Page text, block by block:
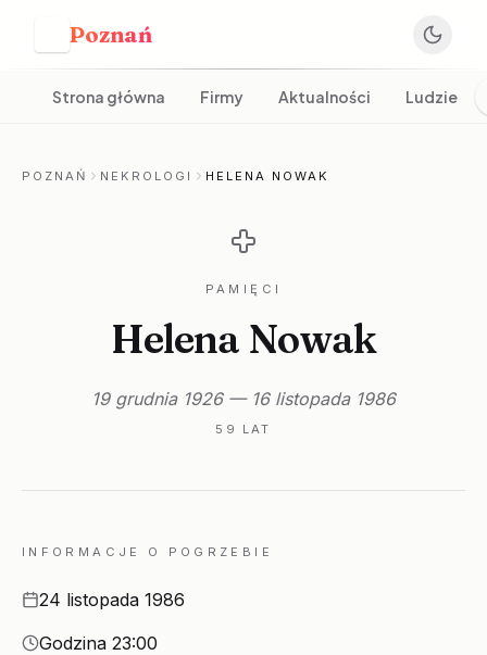
Poznań
Strona główna Firmy Aktualności Ludzie
POZNAŃ NEKROLOGI HELENA NOWAK
PAMIĘCI
Helena Nowak
19 grudnia 1926 — 16 listopada 1986
59 LAT
INFORMACJE O POGRZEBIE
Data24 listopada 1986
Godzina
Godzina 23:00